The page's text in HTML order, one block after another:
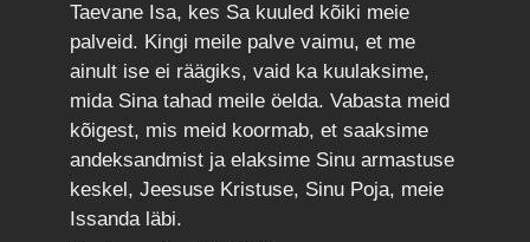
Taevane Isa, kes Sa kuuled kõiki meie
palveid. Kingi meile palve vaimu, et me
ainult ise ei räägiks, vaid ka kuulaksime,
mida Sina tahad meile öelda. Vabasta meid
kõigest, mis meid koormab, et saaksime
andeksandmist ja elaksime Sinu armastuse
keskel, Jeesuse Kristuse, Sinu Poja, meie
Issanda läbi.